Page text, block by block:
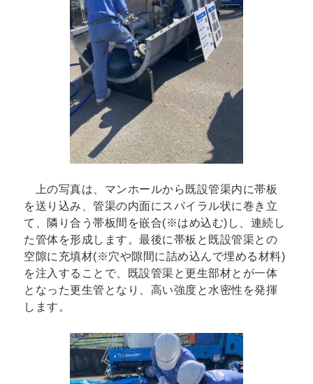
上の写真は、マンホールから既設管渠内に帯板
を送り込み、管渠の内面にスパイラル状に巻き立
て、隣り合う帯板間を嵌合(※はめ込む)し、連続し
た管体を形成します。最後に帯板と既設管渠との
空隙に充填材(※穴や隙間に詰め込んで埋める材料)
を注入することで、既設管渠と更生部材とが一体
となった更生管となり、高い強度と水密性を発揮
します。